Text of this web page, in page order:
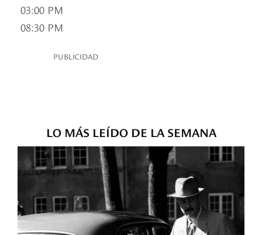
03:00 PM
08:30 PM
PUBLICIDAD
LO MÁS LEÍDO DE LA SEMANA